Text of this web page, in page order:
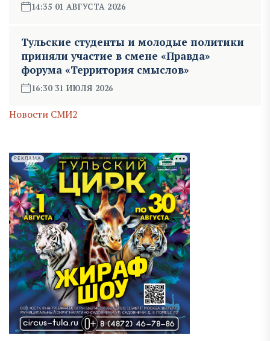
14:35 01 АВГУСТА 2026
Тульские студенты и молодые политики
приняли участие в смене «Правда»
форума «Территория смыслов»
16:30 31 ИЮЛЯ 2026
Новости СМИ2
РЕКЛАМА